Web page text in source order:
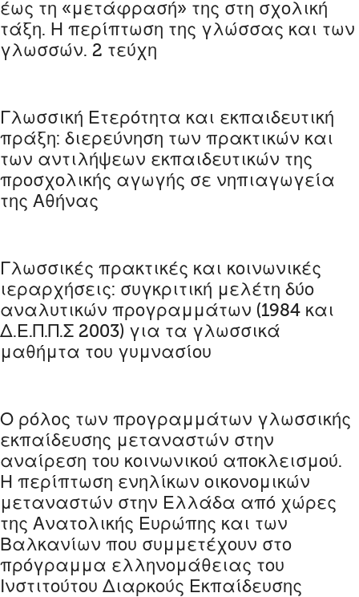
έως τη «μετάφρασή» της στη σχολική
τάξη. Η περίπτωση της γλώσσας και των
γλωσσών. 2 τεύχη
Γλωσσική Ετερότητα και εκπαιδευτική
πράξη: διερεύνηση των πρακτικών και
των αντιλήψεων εκπαιδευτικών της
προσχολικής αγωγής σε νηπιαγωγεία
της Αθήνας
Γλωσσικές πρακτικές και κοινωνικές
ιεραρχήσεις: συγκριτική μελέτη δύο
αναλυτικών προγραμμάτων (1984 και
Δ.Ε.Π.Π.Σ 2003) για τα γλωσσικά
μαθήμτα του γυμνασίου
Ο ρόλος των προγραμμάτων γλωσσικής
εκπαίδευσης μεταναστών στην
αναίρεση του κοινωνικού αποκλεισμού.
Η περίπτωση ενηλίκων οικονομικών
μεταναστών στην Ελλάδα από χώρες
της Ανατολικής Ευρώπης και των
Βαλκανίων που συμμετέχουν στο
πρόγραμμα ελληνομάθειας του
Ινστιτούτου Διαρκούς Εκπαίδευσης